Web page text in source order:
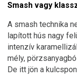
Smash vagy
A smash technika
lapított hús nagy
intenzív
mély,
De itt jön a